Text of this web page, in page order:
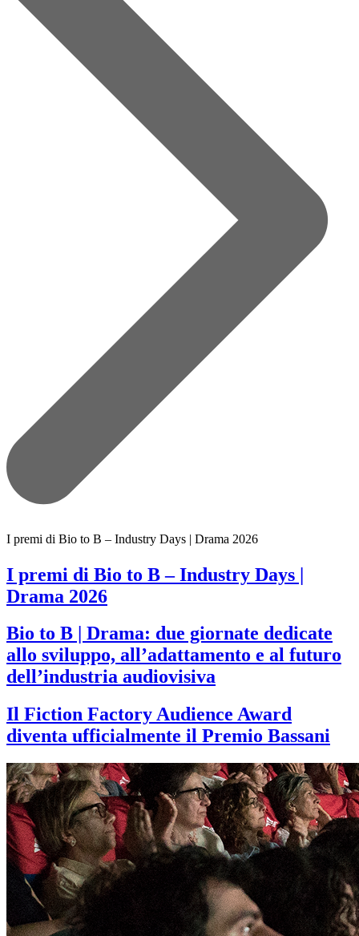
I premi di Bio to B – Industry Days | Drama 2026
I premi di Bio to B – Industry Days |
Drama 2026
Bio to B | Drama: due giornate dedicate
allo sviluppo, all’adattamento e al futuro
dell’industria audiovisiva
Il Fiction Factory Audience Award
diventa ufficialmente il Premio Bassani